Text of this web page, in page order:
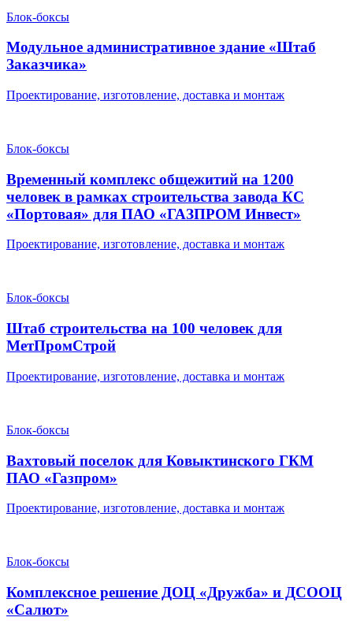
Блок-боксы
Модульное административное здание «Штаб
Заказчика»
Проектирование, изготовление, доставка и монтаж
Блок-боксы
Временный комплекс общежитий на 1200
человек в рамках строительства завода КС
«Портовая» для ПАО «ГАЗПРОМ Инвест»
Проектирование, изготовление, доставка и монтаж
Блок-боксы
Штаб строительства на 100 человек для
МетПромСтрой
Проектирование, изготовление, доставка и монтаж
Блок-боксы
Вахтовый поселок для Ковыктинского ГКМ
ПАО «Газпром»
Проектирование, изготовление, доставка и монтаж
Блок-боксы
Комплексное решение ДОЦ «Дружба» и ДСООЦ
«Салют»